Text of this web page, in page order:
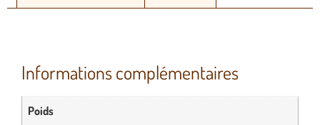
Informations complémentaires
Poids